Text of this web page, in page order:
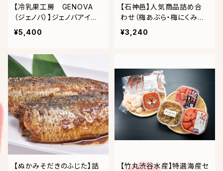
【冷乳果工房 GENOVA
（ジェノバ）】ジェノバアイス4
個入り(ピスタチオ・バニラ・
アールグレー・チョコチップ)
¥5,400
【石神邑】人気商品詰め合
わせ（梅あぶら・梅にくみそ・
うす塩味梅干）
¥3,240
【ぬかみそだきのふじた】詰
【竹丸渋谷水産】特選海産セ